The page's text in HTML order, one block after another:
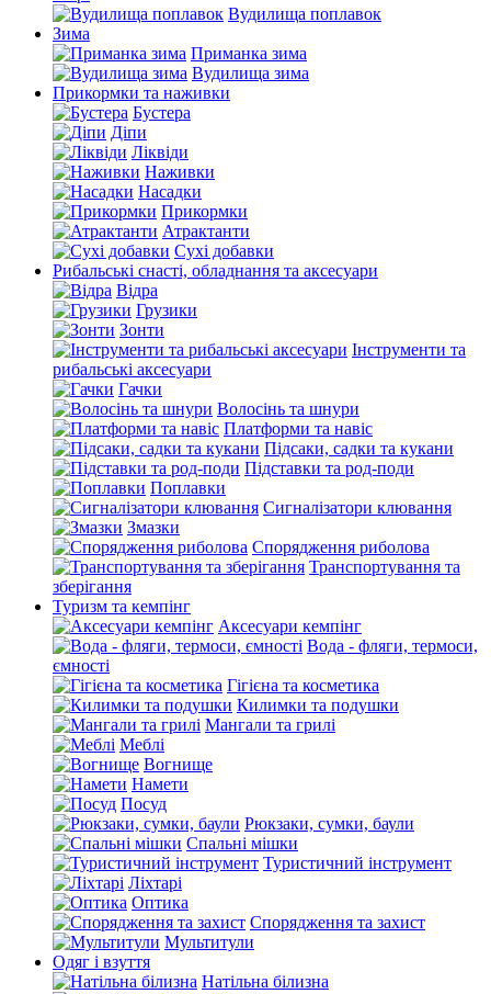
Вудилища поплавок
Зима
Приманка зима
Вудилища зима
Прикормки та наживки
Бустера
Діпи
Ліквіди
Наживки
Насадки
Прикормки
Атрактанти
Сухі добавки
Рибальські снасті, обладнання та аксесуари
Відра
Грузики
Зонти
Інструменти та
рибальські аксесуари
Гачки
Волосінь та шнури
Платформи та навіс
Підсаки, садки та кукани
Підставки та род-поди
Поплавки
Сигналізатори клювання
Змазки
Спорядження риболова
Транспортування та
зберігання
Туризм та кемпінг
Аксесуари кемпінг
Вода - фляги, термоси,
ємності
Гігієна та косметика
Килимки та подушки
Мангали та грилі
Меблі
Вогнище
Намети
Посуд
Рюкзаки, сумки, баули
Спальні мішки
Туристичний інструмент
Ліхтарі
Оптика
Спорядження та захист
Мультитули
Одяг і взуття
Натільна білизна